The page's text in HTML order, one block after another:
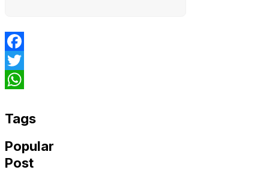
Facebook
Twitter
Tags
Popular
Post